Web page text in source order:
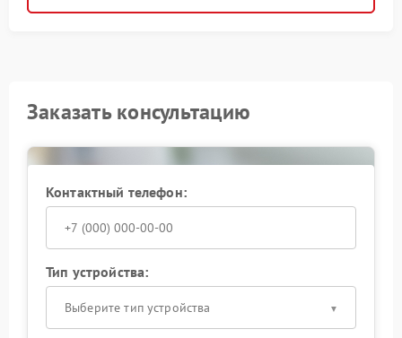
Заказать консультацию
Контактный телефон:
Тип устройства:
Выберите тип устройства